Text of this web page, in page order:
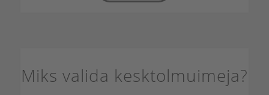
Miks valida kesktolmuimeja?